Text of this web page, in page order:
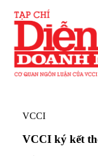
VCCI
VCCI ký kết